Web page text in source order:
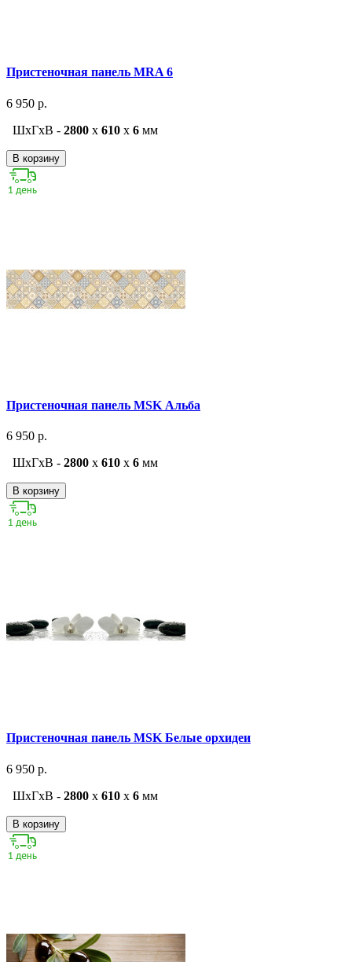
Пристеночная панель MRA 6
6 950 р.
ШxГxВ - 2800 x 610 x 6 мм
В корзину
Пристеночная панель MSK Альба
6 950 р.
ШxГxВ - 2800 x 610 x 6 мм
В корзину
Пристеночная панель MSK Белые орхидеи
6 950 р.
ШxГxВ - 2800 x 610 x 6 мм
В корзину